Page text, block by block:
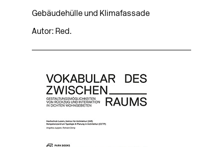
Gebäudehülle und Klimafassade
Autor: Red.